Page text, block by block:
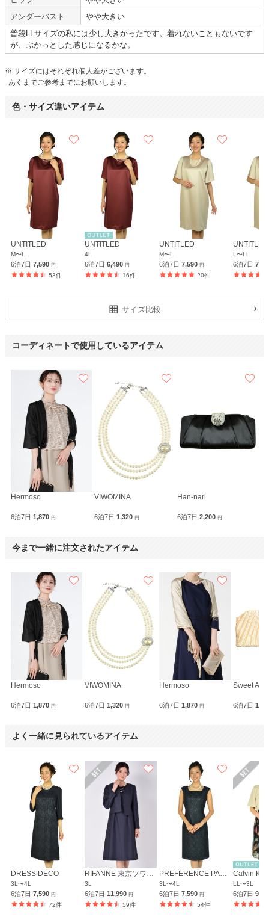
Hermoso Sweet As
友人の結婚式で利用
身長 :165〜169cm
ぽっちゃり
使用地域 :
東京都
二の腕が気にならずに使えてよかった。
ショールと併せてレンタルしたが、ショールなしで十分気になるところを隠
せたので良かった。
【一緒に注文した商品】
mebelle muse
アンダーバスト
やや大きい
普段LLサイズの私には少し大きかったです。着れないこともないです
が、ぶかっとした感じになるかな。
※ サイズにはそれぞれ個人差がございます。
あくまでご参考までにお願いします。
色・サイズ違いアイテム
UNTITLED
M〜L
6泊7日 7,590 円
53件
UNTITLED
4L
6泊7日6,490円
16件
UNTITLED
M〜L
6泊7日 7,590 円
20件
UNTITLED
L〜LL
6泊7日
サイズ比較
コーディネートで使用しているアイテム
Hermoso
6泊7日 1,870 円
VIWOMINA
6泊7日 1,320 円
Han-nari
6泊7日2,200円
今まで一緒に注文されたアイテム
Hermoso
6泊7日 1,870 円
VIWOMINA
6泊7日1,320円
Hermoso
6泊7日 1,870 円
Sweet As
6泊7日
よく一緒に見られているアイテム
DRESS DECO
3L〜4L
6泊7日 7,590 円
72件
3L
6泊7日11,990円
59件
PREFERENCE PARTY'S
3L〜4L
6泊7日 7,590 円
54件
Calvin
LL〜3L
6泊7日